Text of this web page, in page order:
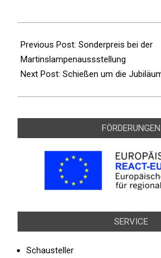
11-
27
Previous Post: Sonderpreis bei der
Martinslampenaussstellung
Next Post: Schießen um die
FÖRDERUNGEN
SERVICE
Schausteller